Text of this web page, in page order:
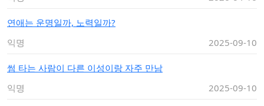
연애는 운명일까, 노력일까?
익명
2025-09-10
썸 타는 사람이 다른 이성이랑 자주 만남
익명
2025-09-10